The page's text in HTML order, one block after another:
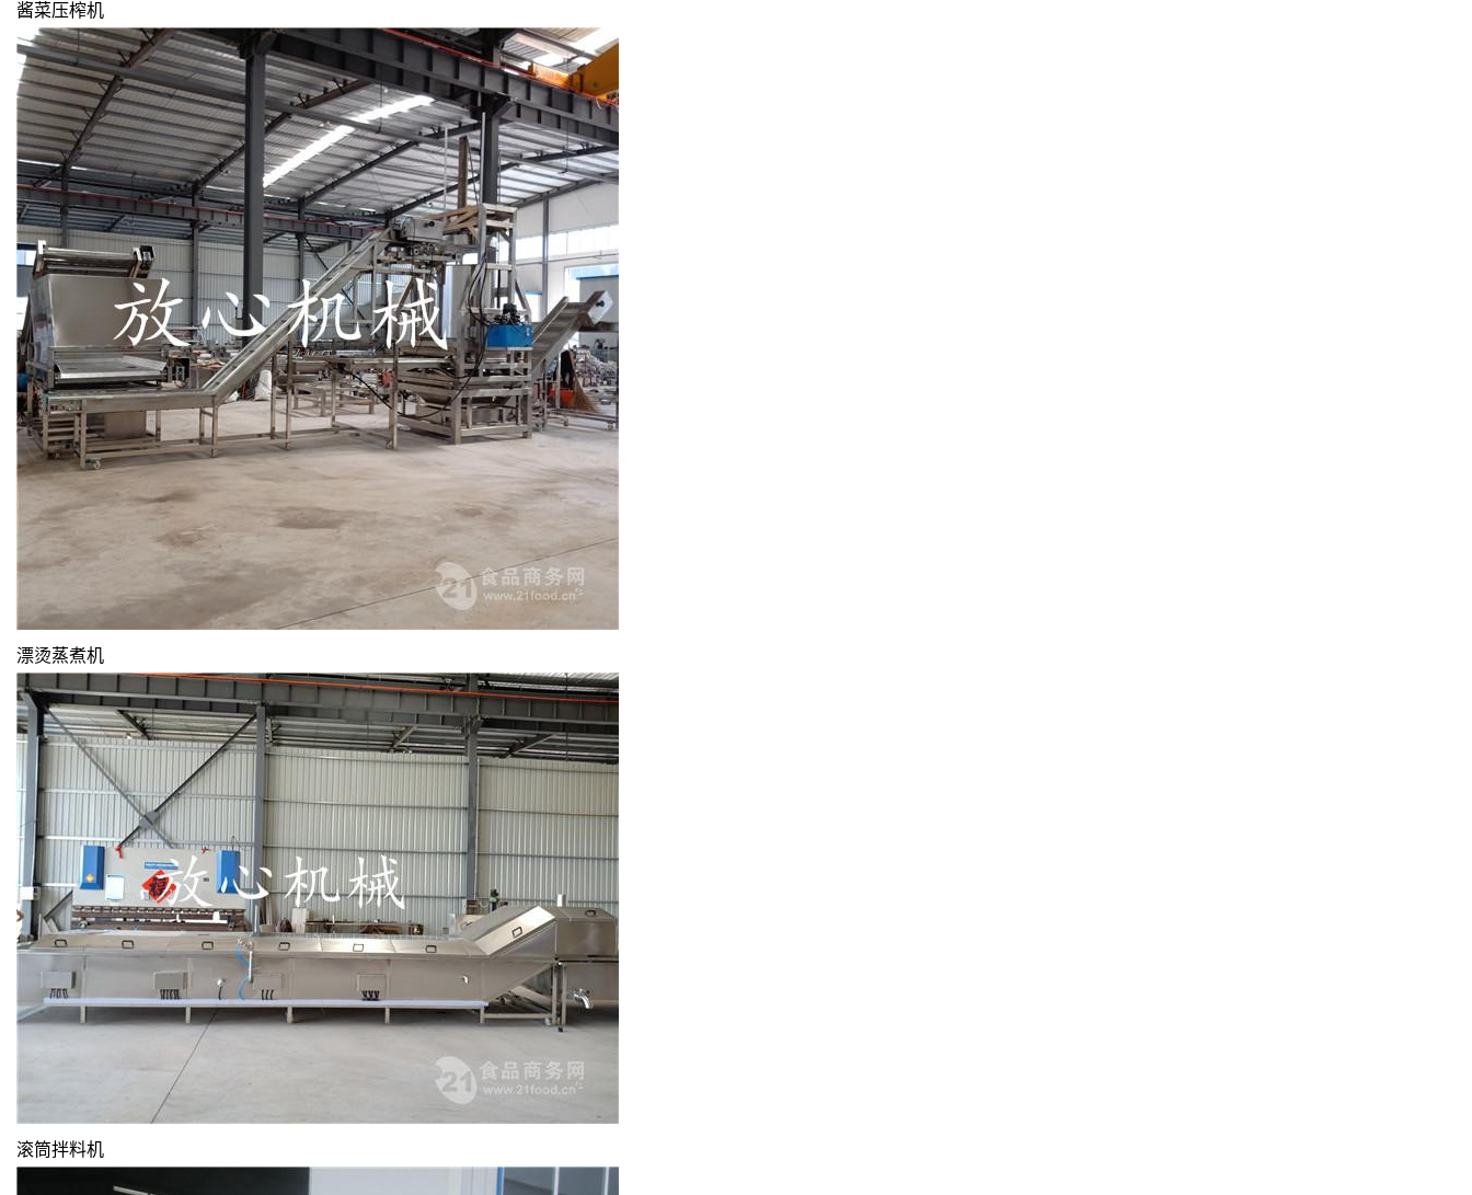
酱菜压榨机
漂烫蒸煮机
滚筒拌料机